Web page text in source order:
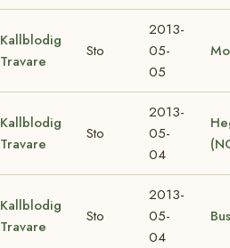
Kallblodig
Travare
Sto
2013-
05-
05
Kallblodig
Travare
Sto
2013-
05-
04
Kallblodig
Travare
Sto
2013-
05-
04